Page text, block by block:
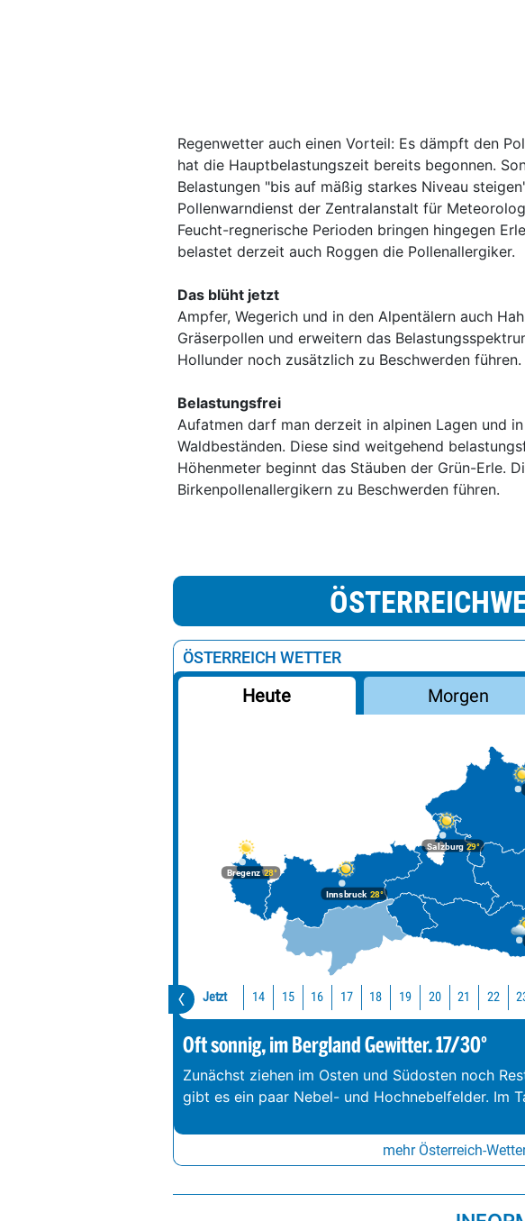
Regenwetter auch einen Vorteil: Es dämpft den
hat die Hauptbelastungszeit bereits begonnen.
Belastungen "bis auf mäßig starkes Niveau
Pollenwarndienst der Zentralanstalt für
Feucht-regnerische Perioden bringen hingegen
belastet derzeit auch Roggen die Pollenallergiker.
Das blüht jetzt
Ampfer, Wegerich und in den Alpentälern auch
Gräserpollen und erweitern das
Hollunder noch zusätzlich zu Beschwerden führen.
Belastungsfrei
Aufatmen darf man derzeit in alpinen Lagen und
Waldbeständen. Diese sind weitgehend
Höhenmeter beginnt das Stäuben der Grün-Erle.
Birkenpollenallergikern zu Beschwerden führen.
ÖSTERREICH WETTER
Heute Morgen
Bregenz28°
Innsbruck28°
Salzburg29°
Jetzt 14 15 16 17 18 19 20 21 22
Oft sonnig, im Bergland Gewitter. 17/30°
Zunächst ziehen im Osten und Südosten noch
gibt es ein paar Nebel- und Hochnebelfelder. Im
mehr Österreich-